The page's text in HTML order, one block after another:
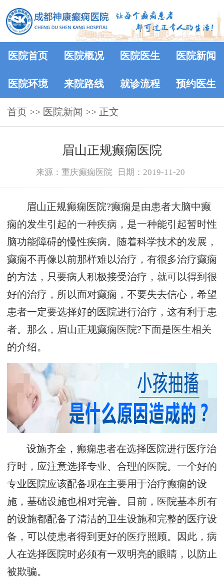
医院首页 医院概况 医院医生 医院新闻
医院环境 来院路线 就诊流程 预约医生
首页 >> 医院新闻 >> 正文
眉山正规癫痫医院
来源：重庆癫痫医院 日期：2019-11-20
眉山正规癫痫医院?癫痫是由患者大脑中癫
痫的发生引起的一种疾病，是一种能引起暂时性
脑功能障碍的慢性疾病。随着科学技术的发展，
癫痫不再像以前那样难以治疗，有很多治疗癫痫
的方法，只要病人积极接受治疗，就可以得到很
好的治疗，所以面对癫痫，不要失去信心，希望
患者一定要选择好的医院进行治疗，这有利于患
者。那么，眉山正规癫痫医院?下面是医生相关
的介绍。
设施齐全，癫痫患者在选择医院进行医疗治
疗时，应注意选择专业、合理的医院。一个好的
专业医院应该配备现在主要用于治疗癫痫的设
施，基础设施也相对完善。目前，医院基本所有
的设施都配备了清洁的卫生设施和完整的医疗设
备，可以使患者得到更好的医疗照顾。因此，病
人在选择医院时必须有一双明亮的眼睛，以防止
被欺骗。